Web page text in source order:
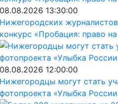
08.08.2026 13:30:00
Нижегородских
конкурс «Пробация: право
08.08.2026 12:00:00
Нижегородцы могут стать
фотопроекта «Улыбка